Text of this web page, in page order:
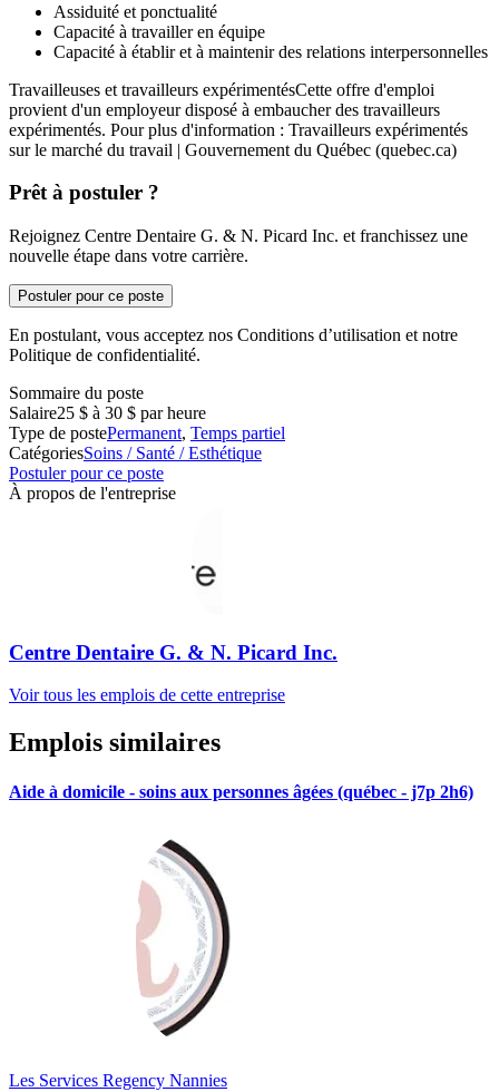
Assiduité et ponctualité
Capacité à travailler en équipe
Capacité à établir et à maintenir des relations interpersonnelles
Travailleuses et travailleurs expérimentésCette offre d'emploi
provient d'un employeur disposé à embaucher des travailleurs
expérimentés. Pour plus d'information : Travailleurs expérimentés
sur le marché du travail | Gouvernement du Québec (quebec.ca)
Prêt à postuler ?
Rejoignez Centre Dentaire G. & N. Picard Inc. et franchissez une
nouvelle étape dans votre carrière.
Postuler pour ce poste
En postulant, vous acceptez nos Conditions d’utilisation et notre
Politique de confidentialité.
Sommaire du poste
Salaire25 $ à 30 $ par heure
Type de postePermanent, Temps partiel
CatégoriesSoins / Santé / Esthétique
Postuler pour ce poste
À propos de l'entreprise
Centre Dentaire G. & N. Picard Inc.
Voir tous les emplois de cette entreprise
Emplois similaires
Aide à domicile - soins aux personnes âgées (québec - j7p 2h6)
Les Services Regency Nannies